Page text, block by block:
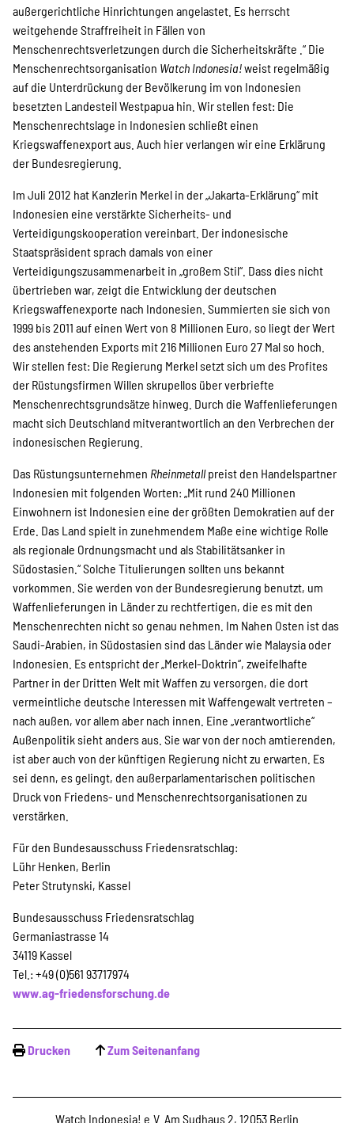
außergerichtliche Hinrichtungen angelastet. Es herrscht
weitgehende Straffreiheit in Fällen von
Menschenrechtsverletzungen durch die Sicherheitskräfte .“ Die
Menschenrechtsorganisation Watch Indonesia!weist regelmäßig
auf die Unterdrückung der Bevölkerung im von Indonesien
besetzten Landesteil Westpapua hin. Wir stellen fest: Die
Menschenrechtslage in Indonesien schließt einen
Kriegswaffenexport aus. Auch hier verlangen wir eine Erklärung
der Bundesregierung.
Im Juli 2012 hat Kanzlerin Merkel in der „Jakarta-Erklärung“ mit
Indonesien eine verstärkte Sicherheits- und
Verteidigungskooperation vereinbart. Der indonesische
Staatspräsident sprach damals von einer
Verteidigungszusammenarbeit in „großem Stil“. Dass dies nicht
übertrieben war, zeigt die Entwicklung der deutschen
Kriegswaffenexporte nach Indonesien. Summierten sie sich von
1999 bis 2011 auf einen Wert von 8 Millionen Euro, so liegt der Wert
des anstehenden Exports mit 216 Millionen Euro 27 Mal so hoch.
Wir stellen fest: Die Regierung Merkel setzt sich um des Profites
der Rüstungsfirmen Willen skrupellos über verbriefte
Menschenrechtsgrundsätze hinweg. Durch die Waffenlieferungen
macht sich Deutschland mitverantwortlich an den Verbrechen der
indonesischen Regierung.
Das Rüstungsunternehmen Rheinmetallpreist den Handelspartner
Indonesien mit folgenden Worten: „Mit rund 240 Millionen
Einwohnern ist Indonesien eine der größten Demokratien auf der
Erde. Das Land spielt in zunehmendem Maße eine wichtige Rolle
als regionale Ordnungsmacht und als Stabilitätsanker in
Südostasien.“ Solche Titulierungen sollten uns bekannt
vorkommen. Sie werden von der Bundesregierung benutzt, um
Waffenlieferungen in Länder zu rechtfertigen, die es mit den
Menschenrechten nicht so genau nehmen. Im Nahen Osten ist das
Saudi-Arabien, in Südostasien sind das Länder wie Malaysia oder
Indonesien. Es entspricht der „Merkel-Doktrin“, zweifelhafte
Partner in der Dritten Welt mit Waffen zu versorgen, die dort
vermeintliche deutsche Interessen mit Waffengewalt vertreten –
nach außen, vor allem aber nach innen. Eine „verantwortliche“
Außenpolitik sieht anders aus. Sie war von der noch amtierenden,
ist aber auch von der künftigen Regierung nicht zu erwarten. Es
sei denn, es gelingt, den außerparlamentarischen politischen
Druck von Friedens- und Menschenrechtsorganisationen zu
verstärken.
Für den Bundesausschuss Friedensratschlag:
Lühr Henken, Berlin
Peter Strutynski, Kassel
Bundesausschuss Friedensratschlag
Germaniastrasse 14
34119 Kassel
Tel.: +49 (0)561 93717974
www.ag-friedensforschung.de
Drucken Zum Seitenanfang
Watch Indonesia! e.V. Am Sudhaus 2, 12053 Berlin